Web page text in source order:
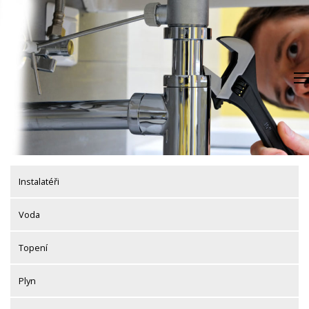
content
Instalatéři
Voda
Topení
Plyn